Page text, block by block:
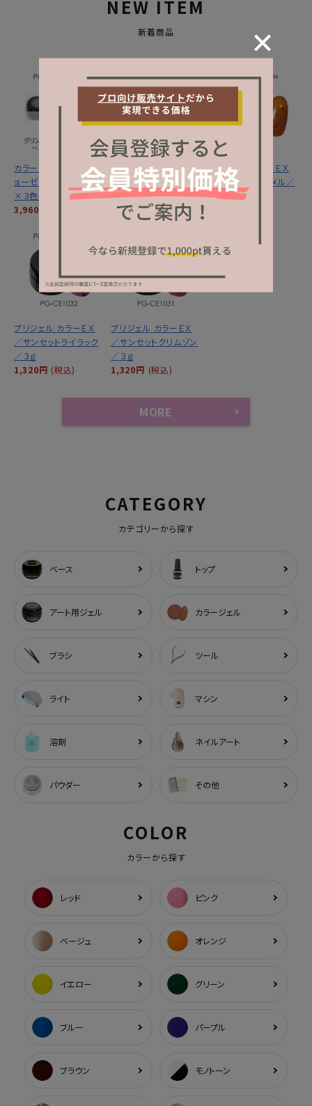
NEW ITEM
新着商品
カラーＥＸ／グリントジ
ョーゼットシリーズ３ｇ
×３色セット
3,960円
カラーＥＸ／サンセット
ミラージュシリーズ ３
ｇ×３色セット
3,960円 (税込)
プリジェル カラーＥＸ
／サンセットキャメル／
３ｇ
プリジェル カラーＥＸ
／サンセットライラック
／３ｇ
1,320円 (税込)
プリジェル カラーＥＸ
／サンセットクリムゾン
／３ｇ
1,320円 (税込)
MORE
CATEGORY
カテゴリーから探す
ベース トップ
アート用ジェル カラージェル
ブラシ ツール
ライト マシン
溶剤 ネイルアート
パウダー その他
COLOR
カラーから探す
レッド ピンク
ベージュ オレンジ
イエロー グリーン
ブルー パープル
ブラウン モノトーン